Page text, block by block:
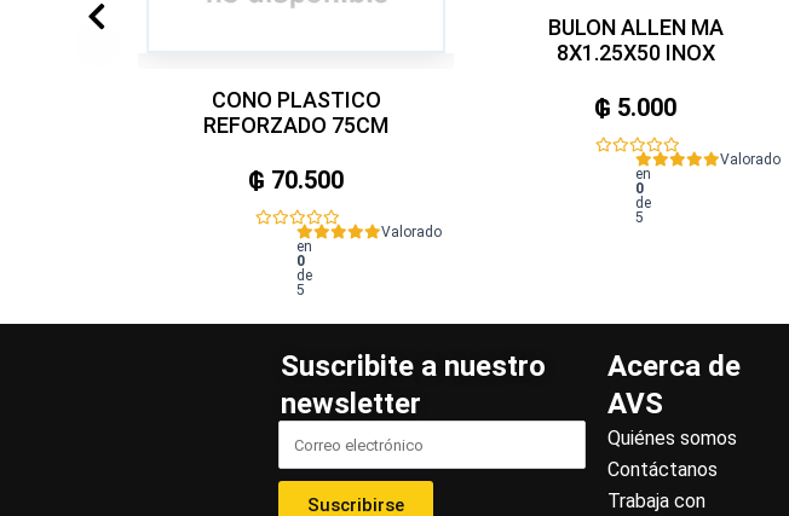
CONO PLASTICO
REFORZADO 75CM
₲ 70.500
Valorado
en
0
de
5
BULON ALLEN MA
8X1.25X50 INOX
₲ 5.000
Valorado
en
0
de
5
Suscribite a nuestro
newsletter
Suscribirse
Acerca de
AVS
Quiénes somos
Contáctanos
Trabaja con